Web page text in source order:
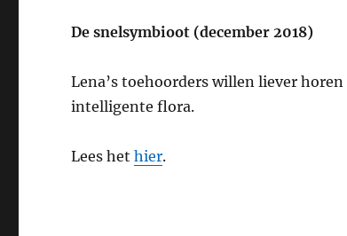
De snelsymbioot (december 2018)
Lena’s toehoorders willen liever
intelligente flora.
Lees hethier.